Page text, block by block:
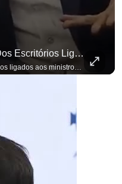
"Vamos Acabar Com A Farra Dos Escritórios Ligados Aos Ministros Do STF"